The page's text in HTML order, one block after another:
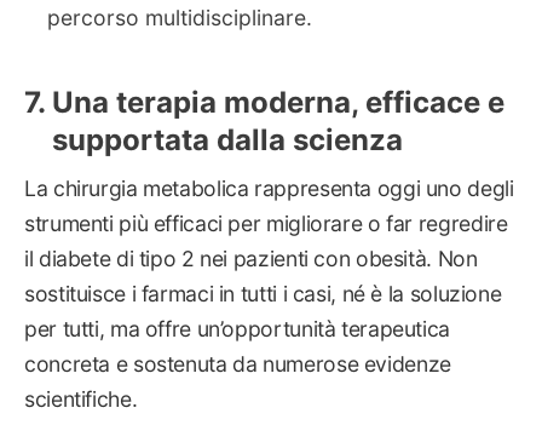
percorso multidisciplinare.
Una terapia moderna, efficace e
supportata dalla scienza
La chirurgia metabolica rappresenta oggi uno degli
strumenti più efficaci per migliorare o far regredire
il diabete di tipo 2 nei pazienti con obesità. Non
sostituisce i farmaci in tutti i casi, né è la soluzione
per tutti, ma offre un’opportunità terapeutica
concreta e sostenuta da numerose evidenze
scientifiche.